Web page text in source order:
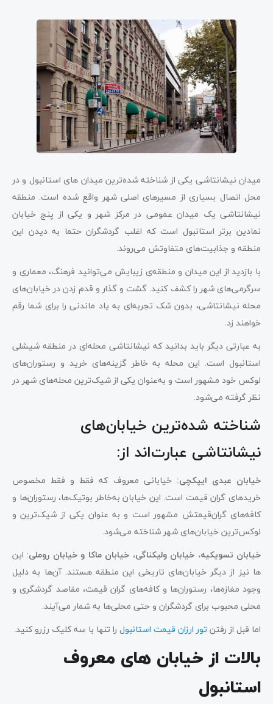
میدان نیشانتاشی یکی از شناخته شده‌ترین میدان های استانبول و در
محل اتصال بسیاری از مسیرهای اصلی شهر واقع شده است. منطقه
نیشانتاشی یک میدان عمومی در مرکز شهر و یکی از پنج خیابان
نمادین برتر استانبول است که اغلب گردشگران حتما به دیدن این
منطقه و جذابیت‌های متفاوتش می‌روند.
با بازدید از این میدان و منطقه‌ی زیبایش می‌توانید فرهنگ، معماری و
سرگرمی‌های شهر را کشف کنید. گشت و گذار و قدم زدن در خیابان‌های
محله نیشانتاشی، بدون شک تجربه‌ای به یاد ماندنی را برای شما رقم
خواهند زد.
به عبارتی دیگر باید بدانید که نیشانتاشی محله‌ای در منطقه شیشلی
استانبول است. این محله به خاطر گزینه‌های خرید و رستوران‌های
لوکس خود مشهور است و به‌عنوان یکی از شیک‌ترین محله‌های شهر در
نظر گرفته می‌شود.
شناخته شده‌ترین خیابان‌های
نیشانتاشی عبارت‌اند از:
خیابان عبدی ایپکچی: خیابانی معروف که فقط و فقط مخصوص
خریدهای گران قیمت است. این خیابان به‌خاطر بوتیک‌ها، رستوران‌ها و
کافه‌های گران‌قیمتش مشهور است و به‌ عنوان یکی از شیک‌ترین و
لوکس‌ترین خیابان‌های شهر شناخته می‌شود.
خیابان تسویکیه، خیابان ولیکناگی، خیابان ماکا و خیابان روملی: این
ها نیز از دیگر خیابان‌های تاریخی این منطقه هستند. آن‌ها به دلیل
وجود مغازه‌ها، رستوران‌ها و کافه‌های گران قیمت، مقاصد گردشگری و
محلی محبوب برای گردشگران و حتی محلی‌ها به شمار می‌آیند.
اما قبل از رفتن تور ارزان قیمت استانبول را تنها با سه کلیک رزرو کنید.
بالات از خیابان های معروف
استانبول